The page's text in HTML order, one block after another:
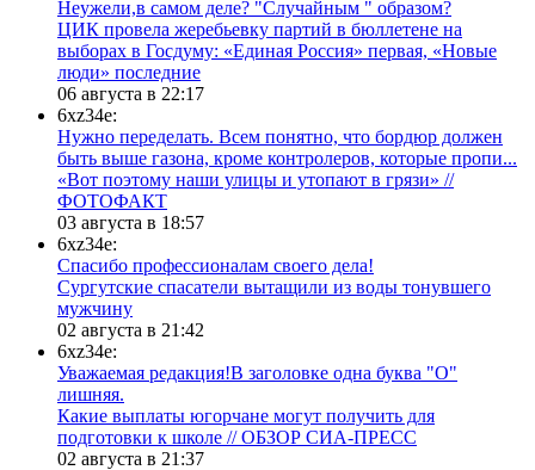
Неужели,в самом деле? "Случайным " образом?
ЦИК провела жеребьевку партий в бюллетене на
выборах в Госдуму: «Единая Россия» первая, «Новые
люди» последние
06 августа в 22:17
6xz34e:
Нужно переделать. Всем понятно, что бордюр должен
быть выше газона, кроме контролеров, которые пропи...
«Вот поэтому наши улицы и утопают в грязи» //
ФОТОФАКТ
03 августа в 18:57
6xz34e:
Спасибо профессионалам своего дела!
Сургутские спасатели вытащили из воды тонувшего
мужчину
02 августа в 21:42
6xz34e:
Уважаемая редакция!В заголовке одна буква "О"
лишняя.
Какие выплаты югорчане могут получить для
подготовки к школе // ОБЗОР СИА-ПРЕСС
02 августа в 21:37